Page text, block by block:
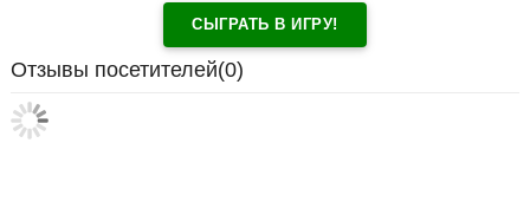
СЫГРАТЬ В ИГРУ!
Отзывы посетителей(0)